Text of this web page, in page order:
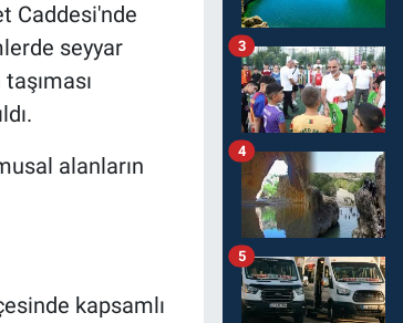
Caddesi'nde
seyyar
alanların
kapsamlı
3
4
5